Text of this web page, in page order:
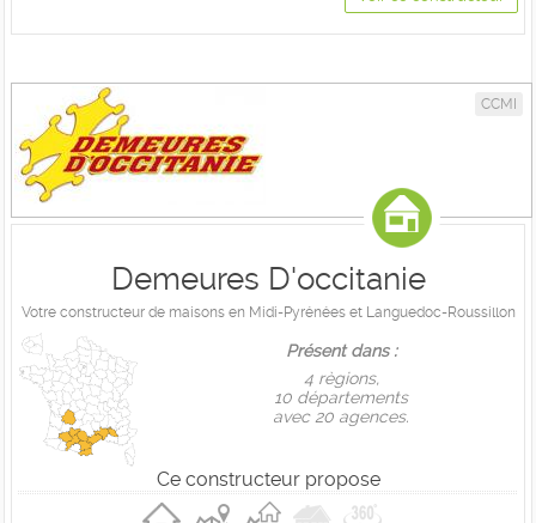
CCMI
Demeures D'occitanie
Votre constructeur de maisons en Midi-Pyrénées et Languedoc-Roussillon
Présent dans :
4 règions,
10 départements
avec 20 agences.
Ce constructeur propose